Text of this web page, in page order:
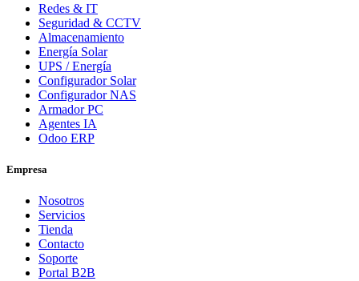
Redes & IT
Seguridad & CCTV
Almacenamiento
Energía Solar
UPS / Energía
Configurador Solar
Configurador NAS
Armador PC
Agentes IA
Odoo ERP
Empresa
Nosotros
Servicios
Tienda
Contacto
Soporte
Portal B2B